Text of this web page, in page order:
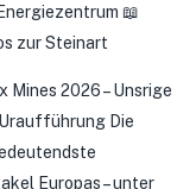
📖
zur Steinart
Mines 2026 – Unsrige
Die
Europas – unter